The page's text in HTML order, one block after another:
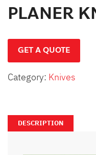
PLANER
GET A QUOTE
Category: Knives
DESCRIPTION